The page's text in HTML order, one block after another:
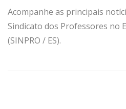
Acompanhe as principais
Sindicato dos Professores no
(SINPRO / ES).